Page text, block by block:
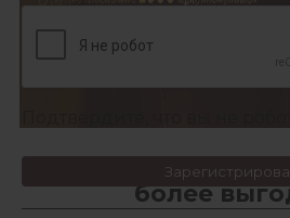
Бонусная карта
более